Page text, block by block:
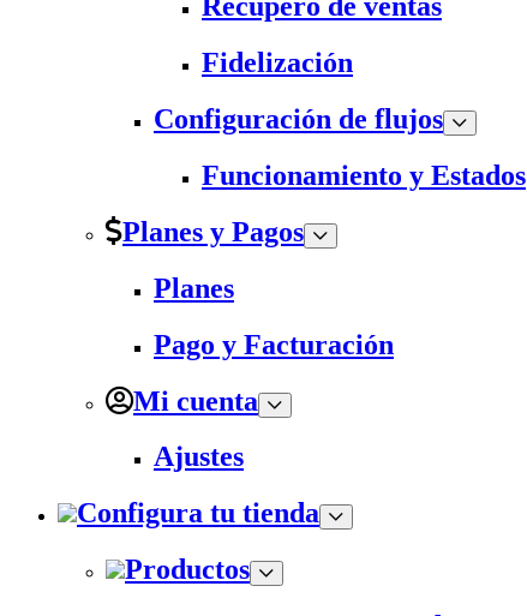
Recupero de ventas
Fidelización
Configuración de flujos
Funcionamiento y Estados
Planes y Pagos
Planes
Pago y Facturación
Mi cuenta
Ajustes
Configura tu tienda
Productos